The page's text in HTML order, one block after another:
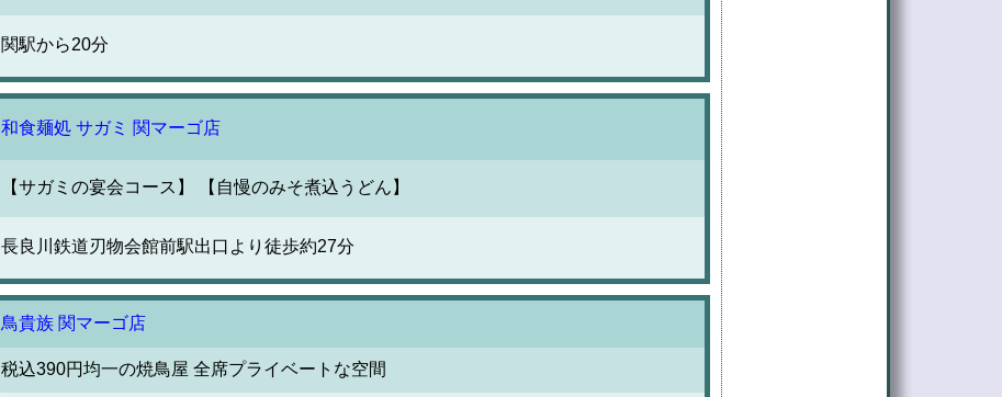
関駅から20分
和食麺処 サガミ 関マーゴ店
【サガミの宴会コース】 【自慢のみそ煮込うどん】
長良川鉄道刃物会館前駅出口より徒歩約27分
鳥貴族 関マーゴ店
税込390円均一の焼鳥屋 全席プライベートな空間